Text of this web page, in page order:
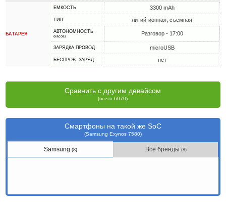
БАТАРЕЯ
ЕМКОСТЬ 3300 mAh
ТИП литий-ионная, съемная
АВТОНОМНОСТЬ
(часов) Разговор - 17:00
ЗАРЯДКА ПРОВОД microUSB
БЕСПРОВ. ЗАРЯД. нет
Сравнить с другим девайсом
(всего 6070)
Смартфоны на такой же SoC
(Samsung Exynos 7580)
Samsung(8) Все бренды (8)